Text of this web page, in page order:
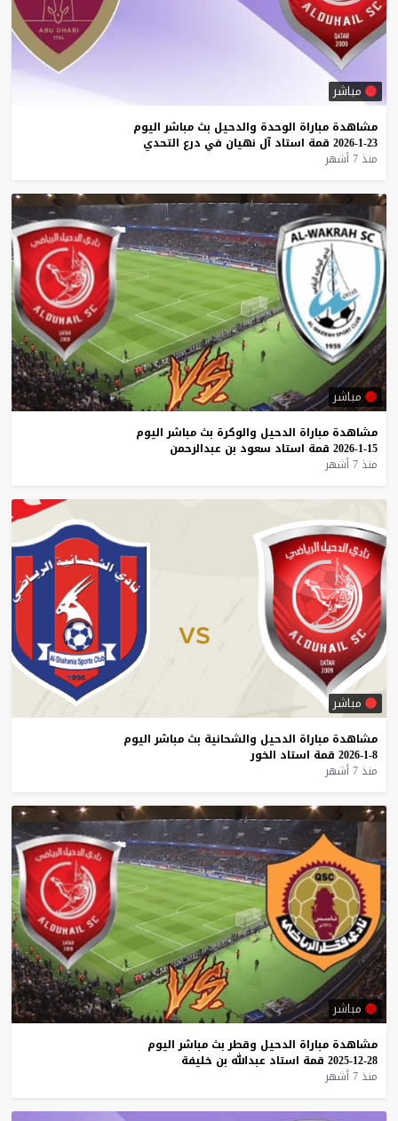
مباشر
مشاهدة مباراة الوحدة والدحيل بث مباشر اليوم
23-1-2026
قمة استاد آل نهيان في درع التحدي
منذ 7 أشهر
مباشر
مشاهدة مباراة الدحيل والوكرة بث مباشر اليوم
15-1-2026
قمة استاد سعود بن عبدالرحمن
منذ 7 أشهر
مباشر
مشاهدة مباراة الدحيل والشحانية بث مباشر اليوم
8-1-2026
قمة استاد الخور
منذ 7 أشهر
مباشر
مشاهدة مباراة الدحيل وقطر بث مباشر اليوم
28-12-2025
قمة استاد عبدالله بن خليفة
منذ 7 أشهر